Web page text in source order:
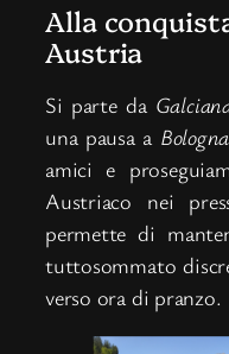
Alla
Austria
Si parte da
una pausa a Bologna
amici e
Austriaco nei
permette di
tuttosommato
verso ora di pranzo.